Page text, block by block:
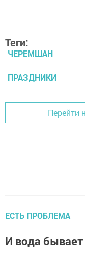
Теги:
ЧЕРЕМШАН
ПРАЗДНИКИ
Перейти
ЕСТЬ ПРОБЛЕМА
И вода бывает